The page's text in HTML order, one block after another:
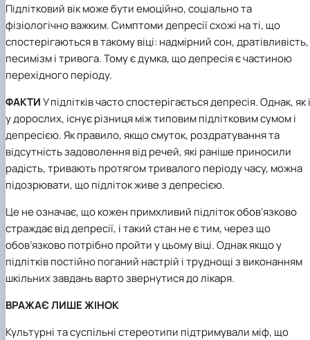
Підлітковий вік може бути емоційно, соціально та
фізіологічно важким. Симптоми депресії схожі на ті, що
спостерігаються в такому віці: надмірний сон, дратівливість,
песимізм і тривога. Тому є думка, що депресія є частиною
перехідного періоду.
ФАКТИУ підлітків часто спостерігається депресія. Однак, як і
у дорослих, існує різниця між типовим підлітковим сумом і
депресією. Як правило, якщо смуток, роздратування та
відсутність задоволення від речей, які раніше приносили
радість, тривають протягом тривалого періоду часу, можна
підозрювати, що підліток живе з депресією.
Це не означає, що кожен примхливий підліток обов’язково
страждає від депресії, і такий стан не є тим, через що
обов’язково потрібно пройти у цьому віці. Однак якщо у
підлітків постійно поганий настрій і труднощі з виконанням
шкільних завдань варто звернутися до лікаря.
ВРАЖАЄ ЛИШЕ ЖІНОК
Культурні та суспільні стереотипи підтримували міф, що